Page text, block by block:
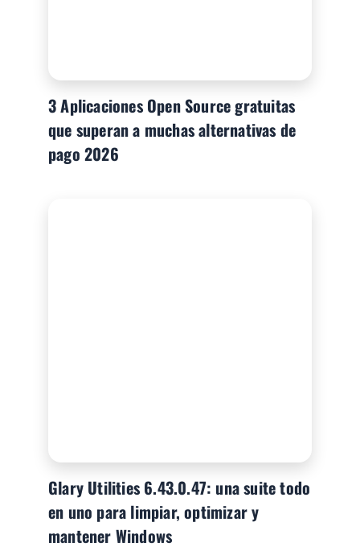
3 Aplicaciones Open Source gratuitas
que superan a muchas alternativas de
pago 2026
Glary Utilities 6.43.0.47: una suite todo
en uno para limpiar, optimizar y
mantener Windows